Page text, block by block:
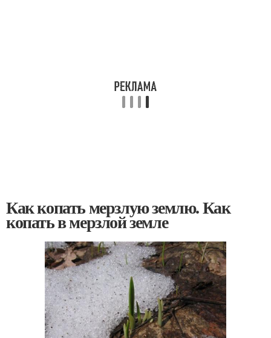
Как копать мерзлую землю. Как
копать в мерзлой земле